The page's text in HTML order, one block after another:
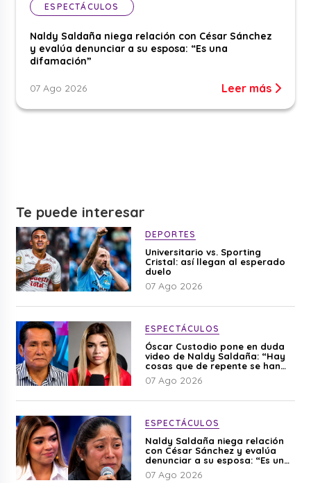
ESPECTÁCULOS
Naldy Saldaña niega relación con César Sánchez
y evalúa denunciar a su esposa: “Es una
difamación”
07 Ago 2026 Leer más
Te puede interesar
DEPORTES
Universitario vs. Sporting
Cristal: así llegan al esperado
duelo
07 Ago 2026
ESPECTÁCULOS
Óscar Custodio pone en duda
video de Naldy Saldaña: “Hay
cosas que de repente se han
editado”
07 Ago 2026
ESPECTÁCULOS
Naldy Saldaña niega relación
con César Sánchez y evalúa
denunciar a su esposa: “Es una
difamación”
07 Ago 2026